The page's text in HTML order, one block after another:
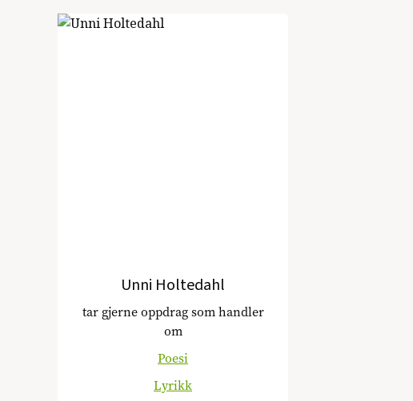
Unni Holtedahl
tar gjerne oppdrag som handler
om
Poesi
Lyrikk